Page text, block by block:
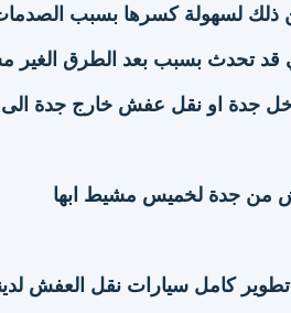
ذلك لسهولة كسرها بسبب
تحدث بسبب بعد الطرق الغير
داخل جدة او نقل عفش خارج جدة
من جدة لخميس مشيط ابها
كامل سيارات نقل العفش